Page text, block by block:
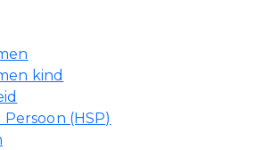
kind
(HSP)